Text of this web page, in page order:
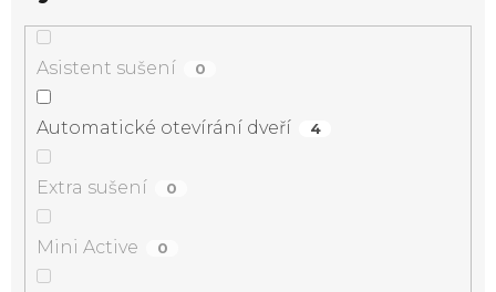
Asistent sušení 0
Automatické otevírání dveří 4
Extra sušení 0
Mini Active 0